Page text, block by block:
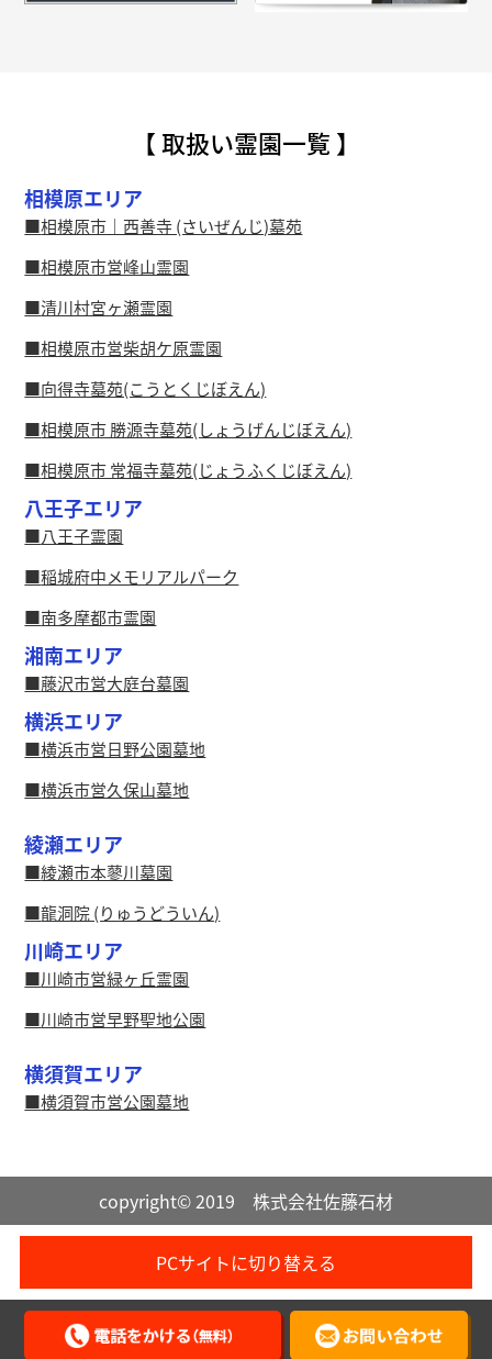
【 取扱い霊園一覧 】
相模原エリア
相模原市｜西善寺 (さいぜんじ)墓苑
相模原市営峰山霊園
清川村宮ヶ瀬霊園
相模原市営柴胡ケ原霊園
向得寺墓苑(こうとくじぼえん)
相模原市 勝源寺墓苑(しょうげんじぼえん)
相模原市 常福寺墓苑(じょうふくじぼえん)
八王子エリア
八王子霊園
稲城府中メモリアルパーク
南多摩都市霊園
湘南エリア
藤沢市営大庭台墓園
横浜エリア
横浜市営日野公園墓地
横浜市営久保山墓地
綾瀬エリア
綾瀬市本蓼川墓園
龍洞院 (りゅうどういん)
川崎エリア
川崎市営緑ヶ丘霊園
川崎市営早野聖地公園
横須賀エリア
横須賀市営公園墓地
copyright© 2019 株式会社佐藤石材
PCサイトに切り替える